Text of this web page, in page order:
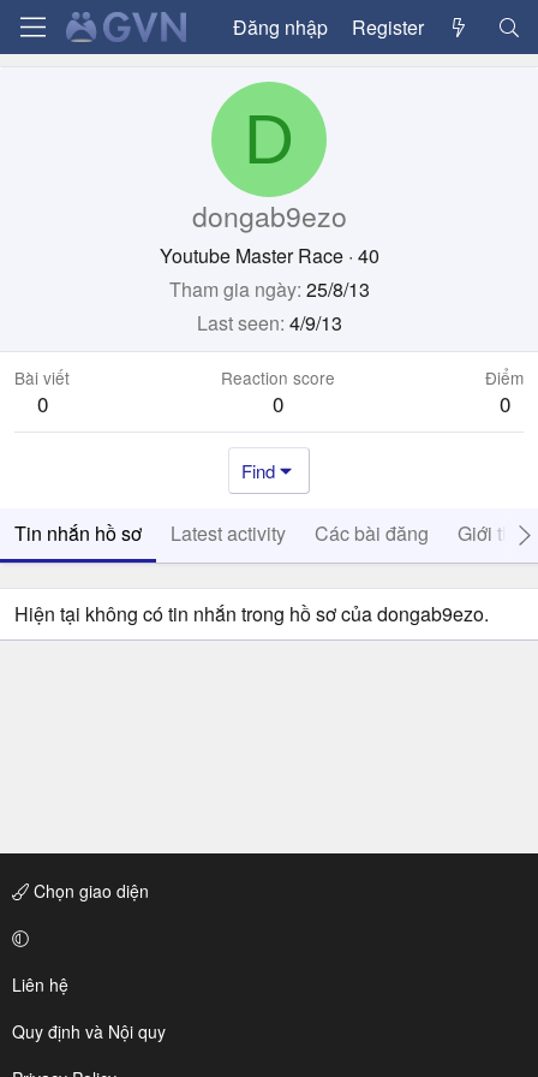
Đăng nhập Register
D
dongab9ezo
Youtube Master Race · 40
Tham gia ngày 25/8/13
Last seen 4/9/13
Bài viết
0
Reaction score
0
Điểm
0
Find
Tin nhắn hồ sơ Latest activity Các bài đăng Giới thiệu
Hiện tại không có tin nhắn trong hồ sơ của dongab9ezo.
Chọn giao diện
Liên hệ
Quy định và Nội quy